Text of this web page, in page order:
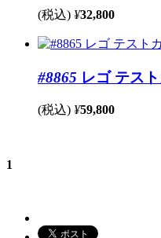
(税込) ¥32,800
#8865 レゴ テス
(税込) ¥59,800
1